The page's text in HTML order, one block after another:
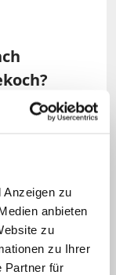
Anzeigen zu
anbieten
zu
zu Ihrer
Partner für
wollte ich
Aber es
meiner
Jahre alt,
nach